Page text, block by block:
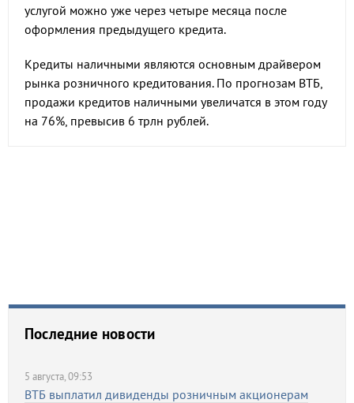
услугой можно уже через четыре месяца после
оформления предыдущего кредита.
Кредиты наличными являются основным драйвером
рынка розничного кредитования. По прогнозам ВТБ,
продажи кредитов наличными увеличатся в этом году
на 76%, превысив 6 трлн рублей.
Последние новости
5 августа, 09:53
ВТБ выплатил дивиденды розничным акционерам